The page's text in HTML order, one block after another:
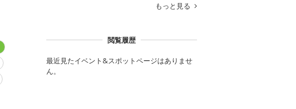
もっと見る
閲覧履歴
最近見たイベント&スポットページはありませ
ん。